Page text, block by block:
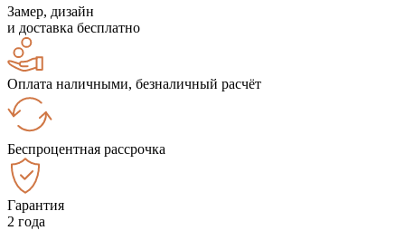
Замер, дизайн
и доставка бесплатно
Оплата наличными, безналичный расчёт
Беспроцентная рассрочка
Гарантия
2 года